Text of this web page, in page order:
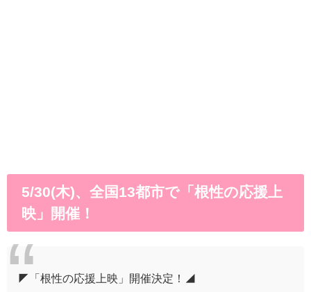
5/30(木)、全国13都市で「根性の応援上
映」開催！
◤「根性の応援上映」開催決定！◢